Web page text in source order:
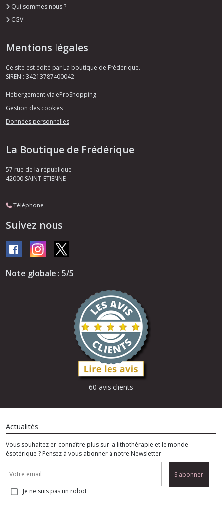
Qui sommes nous ?
CGV
Mentions légales
Ce site est édité par La boutique de Frédérique.
SIREN : 34213787400042
Hébergement via eProShopping
Gestion des cookies
Données personnelles
La Boutique de Frédérique
57 rue de la république
42000 SAINT-ETIENNE
Téléphone
Suivez nous
Note globale : 5/5
60 avis clients
Actualités
Vous souhaitez en connaître plus sur la lithothérapie et le monde
ésotérique ? Pensez à vous abonner à notre Newsletter
S'abonner
Je ne suis pas un robot